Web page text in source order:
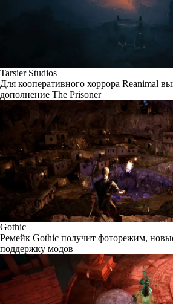
Tarsier Studios
Для кооперативного хоррора Reanimal
дополнение The Prisoner
Gothic
Ремейк Gothic получит фоторежим,
поддержку модов